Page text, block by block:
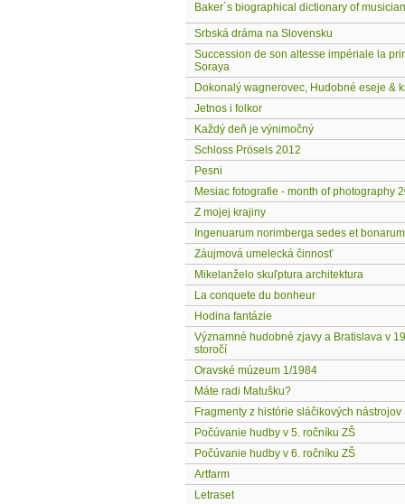
Baker´s biographical dictionary of
Srbská dráma na Slovensku
Succession de son altesse impériale la
Soraya
Dokonalý wagnerovec, Hudobné eseje &
Jetnos i folkor
Každý deň je výnimočný
Schloss Prösels 2012
Pesni
Mesiac fotografie - month of photography
Z mojej krajiny
Ingenuarum norimberga sedes et
Záujmová umelecká činnosť
Mikelanželo skuľptura architektura
La conquete du bonheur
Hodina fantázie
Významné hudobné zjavy a Bratislava v
storočí
Oravské múzeum 1/1984
Máte radi Matušku?
Fragmenty z histórie sláčikových nástrojov
Počúvanie hudby v 5. ročníku ZŠ
Počúvanie hudby v 6. ročníku ZŠ
Artfarm
Letraset